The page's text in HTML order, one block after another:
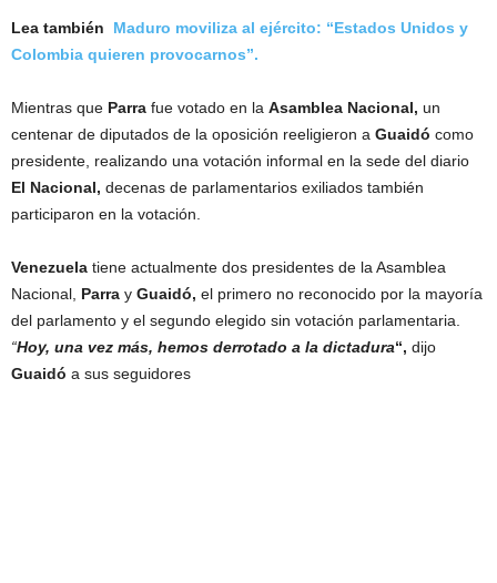
Lea también
Maduro moviliza al ejército: “Estados Unidos y
Colombia quieren provocarnos”.
Mientras que Parra fue votado en la Asamblea Nacional, un
centenar de diputados de la oposición reeligieron a Guaidó como
presidente, realizando una votación informal en la sede del diario
El Nacional, decenas de parlamentarios exiliados también
participaron en la votación.
Venezuela tiene actualmente dos presidentes de la Asamblea
Nacional, Parra y Guaidó, el primero no reconocido por la mayoría
del parlamento y el segundo elegido sin votación parlamentaria.
“Hoy, una vez más, hemos derrotado a la dictadura“, dijo
Guaidó a sus seguidores